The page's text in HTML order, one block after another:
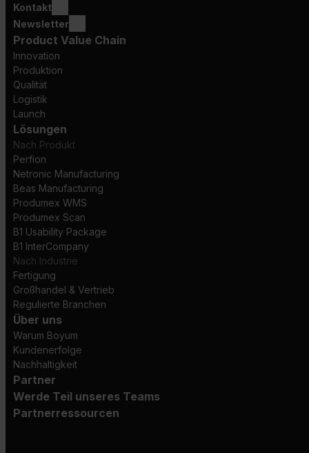
Kontakt
Newsletter
Product Value Chain
Innovation
Produktion
Qualität
Logistik
Launch
Lösungen
Nach Produkt
Perfion
Netronic Manufacturing
Beas Manufacturing
Produmex WMS
Produmex Scan
B1 Usability Package
B1 InterCompany
Nach Industrie
Fertigung
Großhandel & Vertrieb
Regulierte Branchen
Über uns
Warum Boyum
Kundenerfolge
Nachhaltigkeit
Partner
Werde Teil unseres Teams
Partnerressourcen